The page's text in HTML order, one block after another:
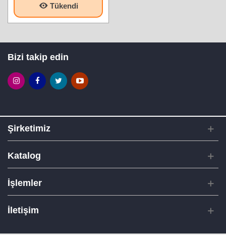
Tükendi
Bizi takip edin
Şirketimiz
Katalog
İşlemler
İletişim